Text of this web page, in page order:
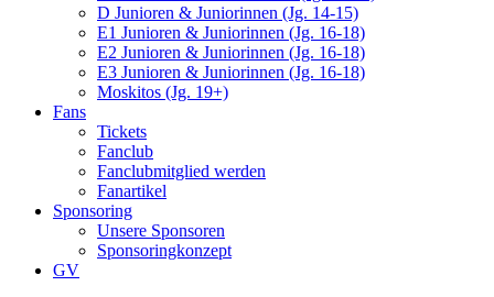
D Junioren & Juniorinnen (Jg. 14-15)
E1 Junioren & Juniorinnen (Jg. 16-18)
E2 Junioren & Juniorinnen (Jg. 16-18)
E3 Junioren & Juniorinnen (Jg. 16-18)
Moskitos (Jg. 19+)
Fans
Tickets
Fanclub
Fanclubmitglied werden
Fanartikel
Sponsoring
Unsere Sponsoren
Sponsoringkonzept
GV